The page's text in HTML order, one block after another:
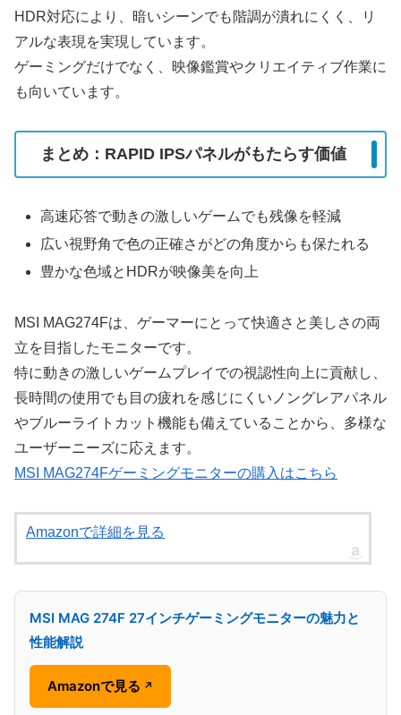
HDR対応により、暗いシーンでも階調が潰れにくく、リ
アルな表現を実現しています。
ゲーミングだけでなく、映像鑑賞やクリエイティブ作業に
も向いています。
まとめ：RAPID IPSパネルがもたらす価値
高速応答で動きの激しいゲームでも残像を軽減
広い視野角で色の正確さがどの角度からも保たれる
豊かな色域とHDRが映像美を向上
MSI MAG274Fは、ゲーマーにとって快適さと美しさの両
立を目指したモニターです。
特に動きの激しいゲームプレイでの視認性向上に貢献し、
長時間の使用でも目の疲れを感じにくいノングレアパネル
やブルーライトカット機能も備えていることから、多様な
ユーザーニーズに応えます。
MSI MAG274Fゲーミングモニターの購入はこちら
Amazonで詳細を見る
MSI MAG 274F 27インチゲーミングモニターの魅力と
性能解説
Amazonで見る ↗